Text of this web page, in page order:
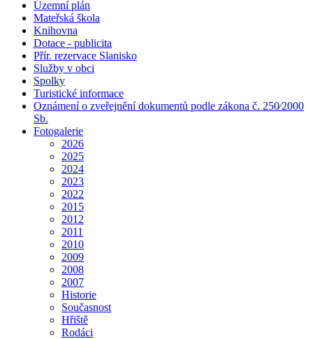
Územní plán
Mateřská škola
Knihovna
Dotace - publicita
Přír. rezervace Slanisko
Služby v obci
Spolky
Turistické informace
Oznámení o zveřejnění dokumentů podle zákona č. 250⁄2000
Sb.
Fotogalerie
2026
2025
2024
2023
2022
2015
2012
2011
2010
2009
2008
2007
Historie
Současnost
Hřiště
Rodáci